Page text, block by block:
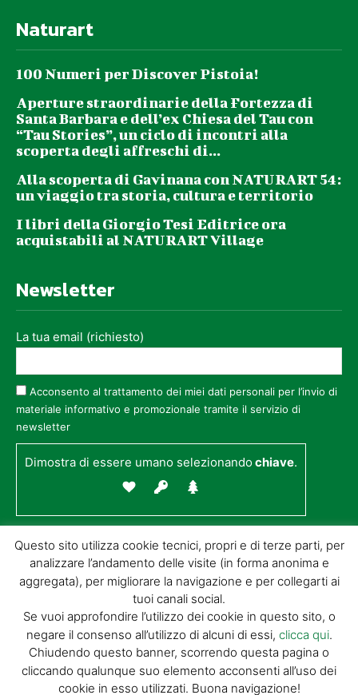
Naturart
100 Numeri per Discover Pistoia!
Aperture straordinarie della Fortezza di
Santa Barbara e dell’ex Chiesa del Tau con
“Tau Stories”, un ciclo di incontri alla
scoperta degli affreschi di...
Alla scoperta di Gavinana con NATURART 54:
un viaggio tra storia, cultura e territorio
I libri della Giorgio Tesi Editrice ora
acquistabili al NATURART Village
Newsletter
La tua email (richiesto)
Acconsento al trattamento dei miei dati personali per l’invio di
materiale informativo e promozionale tramite il servizio di
newsletter
Dimostra di essere umano selezionandochiave.
© GIORGIO TESI EDITRICE S.R.L. | P.IVA
01732650476 | VIA DI BADIA 14 – 51100 LOC.
BOTTEGONE (PISTOIA) |POWERED BY
ALLYMIND
Questo sito utilizza cookie tecnici, propri e di terze parti, per
analizzare l’andamento delle visite (in forma anonima e
aggregata), per migliorare la navigazione e per collegarti ai
tuoi canali social.
Se vuoi approfondire l’utilizzo dei cookie in questo sito, o
negare il consenso all’utilizzo di alcuni di essi, clicca qui.
Chiudendo questo banner, scorrendo questa pagina o
cliccando qualunque suo elemento acconsenti all’uso dei
cookie in esso utilizzati. Buona navigazione!